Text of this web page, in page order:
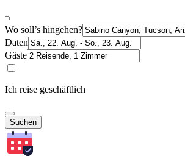
Wo soll’s hingehen?
Daten
Gäste
Ich reise geschäftlich
Suchen